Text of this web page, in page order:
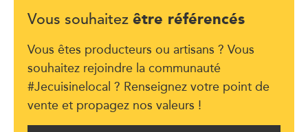
Vous souhaitez être référencés
Vous êtes producteurs ou artisans ? Vous
souhaitez rejoindre la communauté
#Jecuisinelocal ? Renseignez votre point de
vente et propagez nos valeurs !